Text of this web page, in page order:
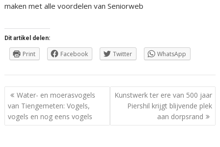
maken met alle voordelen van Seniorweb
Dit artikel delen:
Print Facebook Twitter WhatsApp
Berichtnavigatie
Water- en moerasvogels
van Tiengemeten: Vogels,
vogels en nog eens vogels
Kunstwerk ter ere van 500 jaar
Piershil krijgt blijvende plek
aan dorpsrand